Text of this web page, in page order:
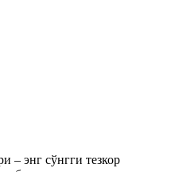
– энг сўнгги тезкор